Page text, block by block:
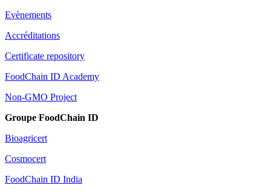
Evènements
Accréditations
Certificate repository
FoodChain ID Academy
Non-GMO Project
Groupe FoodChain ID
Bioagricert
Cosmocert
FoodChain ID India